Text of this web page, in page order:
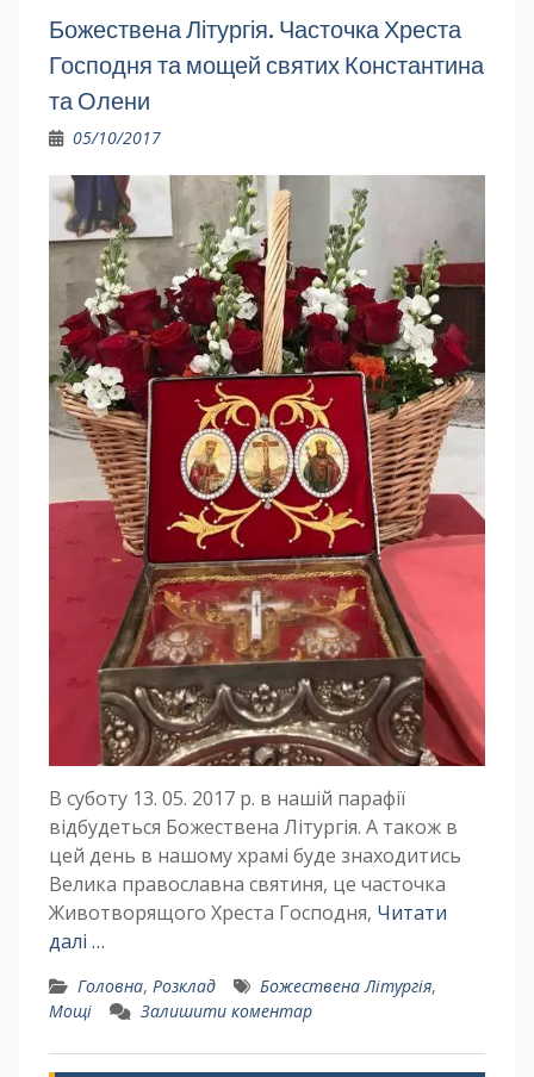
Божествена Літургія. Часточка Хреста
Господня та мощей святих Константина
та Олени
05/10/2017
В суботу 13. 05. 2017 р. в нашій парафії
відбудеться Божествена Літургія. А також в
цей день в нашому храмі буде знаходитись
Велика православна святиня, це часточка
Животворящого Хреста Господня, Читати
далі …
Головна, Розклад Божествена Літургія,
Мощі
Залишити коментар